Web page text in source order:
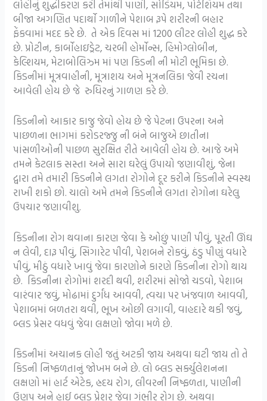
લોહીનું શુદ્ધીકરણ કરી તેમાંથી પાણી, સોડિયમ, પોટેશિયમ તથા
બીજા અગણિત પદાર્થો ગાળીને પેશાબ રૂપે શરીરની બહાર
ફેંકવામાં મદદ કરે છે. તે એક દિવસ માં 1200 લીટર લોહી શુદ્ધ કરે
છે. પ્રોટીન, કાર્બોહાઇડ્રેટ, ચરબી હોર્મોન્સ, હિમોગ્લોબીન,
કેલ્શિયમ, મેટાબોલિઝ્મ માં પણ કિડની ની મોટી ભૂમિકા છે.
કિડનીમાં મૂત્રવાહીની, મૂત્રાશય અને મૂત્રનલિકા જેવી રચના
આવેલી હોય છે જે રુધિરનું ગાળણ કરે છે.
કિડનીનો આકાર કાજુ જેવો હોય છે જે પેટના ઉપરના અને
પાછળના ભાગમાં કરોડરજ્જુ ની બંને બાજુએ છાતીના
પાંસળીઓની પાછળ સુરક્ષિત રીતે આવેલી હોય છે. આજે અમે
તમને કેટલાક સસ્તા અને સારા ઘરેલું ઉપાયો જણાવીશું, જેના
દ્વારા તમે તમારી કિડનીને લગતા રોગોને દૂર કરીને કિડનીને સ્વસ્થ
રાખી શકો છો. ચાલો અમે તમને કિડનીને લગતા રોગોના ઘરેલુ
ઉપચાર જણાવીશુ.
કિડનીના રોગ થવાના કારણ જેવા કે ઓછું પાણી પીવું, પૂરતી ઊંઘ
ન લેવી, દારૂ પીવું, સિગારેટ પીવી, પેશબને રોકવું, ઠંડુ પીણું વધારે
પીવું, મીઠું વધારે ખાવું જેવા કારણોને કારણે કિડનીના રોગો થાય
છે. કિડનીના રોગોમાં શરદી થવી, શરીરમાં સોજો ચડવો, પેશાબ
વારંવાર જવું, મોઢામાં દુર્ગંધ આવવી, ત્વચા પર ખંજવાળ આવવી,
પેશાબમાં બળતરા થવી, ભૂખ ઓછી લગાવી, વાહદારે થકી જવું,
બ્લડ પ્રેસર વધવું જેવા લક્ષણો જોવા મળે છે.
કિડનીમાં અચાનક લોહી જતું અટકી જાય અથવા ઘટી જાય તો તે
કિડની નિષ્ફળતાનું જોખમ બને છે. લો બ્લડ સર્ક્યુલેશનના
લક્ષણો માં હાર્ટ એટેક, હ્રદય રોગ, લીવરની નિષ્ફળતા, પાણીની
ઉણપ અને હાઈ બ્લડ પ્રેશર જેવા ગંભીર રોગ છે. અથવા